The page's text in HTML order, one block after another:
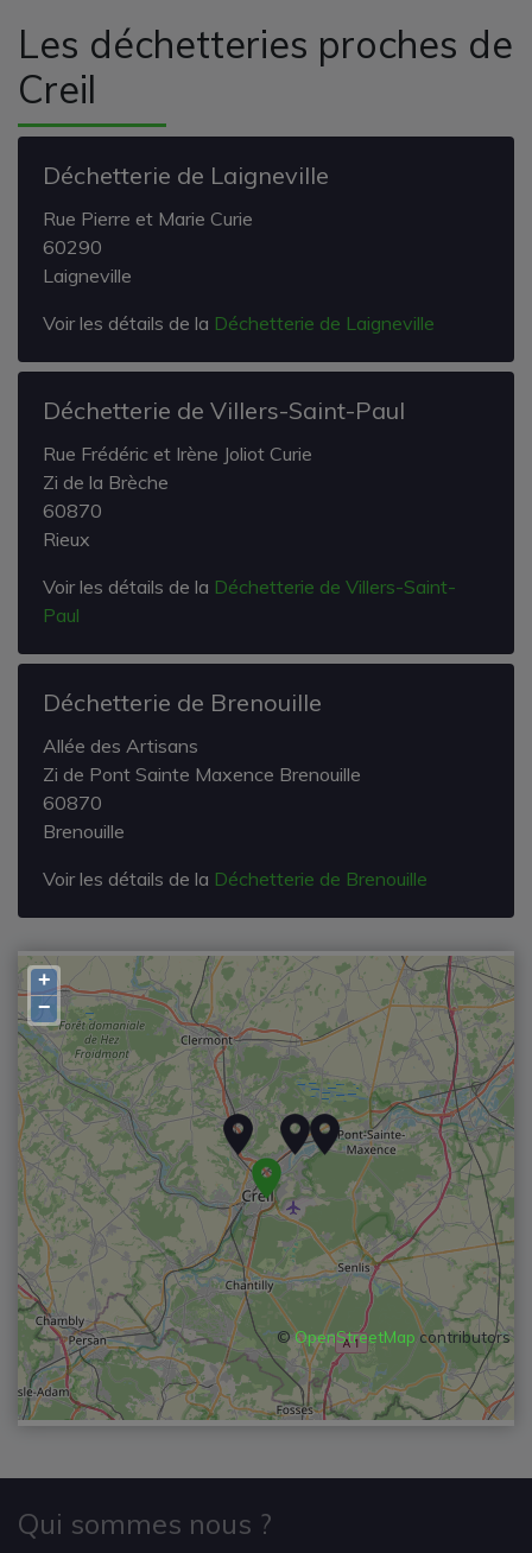
+
−
©OpenStreetMap contributors
Les déchetteries proches de
Creil
Déchetterie de Laigneville
Rue Pierre et Marie Curie
60290
Laigneville
Voir les détails de la Déchetterie de Laigneville
Déchetterie de Villers-Saint-Paul
Rue Frédéric et Irène Joliot Curie
Zi de la Brèche
60870
Rieux
Voir les détails de la Déchetterie de Villers-Saint-
Paul
Déchetterie de Brenouille
Allée des Artisans
Zi de Pont Sainte Maxence Brenouille
60870
Brenouille
Voir les détails de la Déchetterie de Brenouille
Qui sommes nous ?